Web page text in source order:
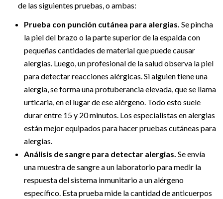
de las siguientes pruebas, o ambas:
Prueba con punción cutánea para alergias.Se pincha
la piel del brazo o la parte superior de la espalda con
pequeñas cantidades de material que puede causar
alergias. Luego, un profesional de la salud observa la piel
para detectar reacciones alérgicas. Si alguien tiene una
alergia, se forma una protuberancia elevada, que se llama
urticaria, en el lugar de ese alérgeno. Todo esto suele
durar entre 15 y 20 minutos. Los especialistas en alergias
están mejor equipados para hacer pruebas cutáneas para
alergias.
Análisis de sangre para detectar alergias.Se envía
una muestra de sangre a un laboratorio para medir la
respuesta del sistema inmunitario a un alérgeno
específico. Esta prueba mide la cantidad de anticuerpos